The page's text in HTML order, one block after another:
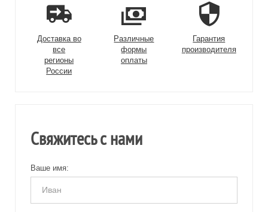
Доставка во
все
регионы
России
Различные
формы
оплаты
Гарантия
производителя
Свяжитесь с нами
Ваше имя: